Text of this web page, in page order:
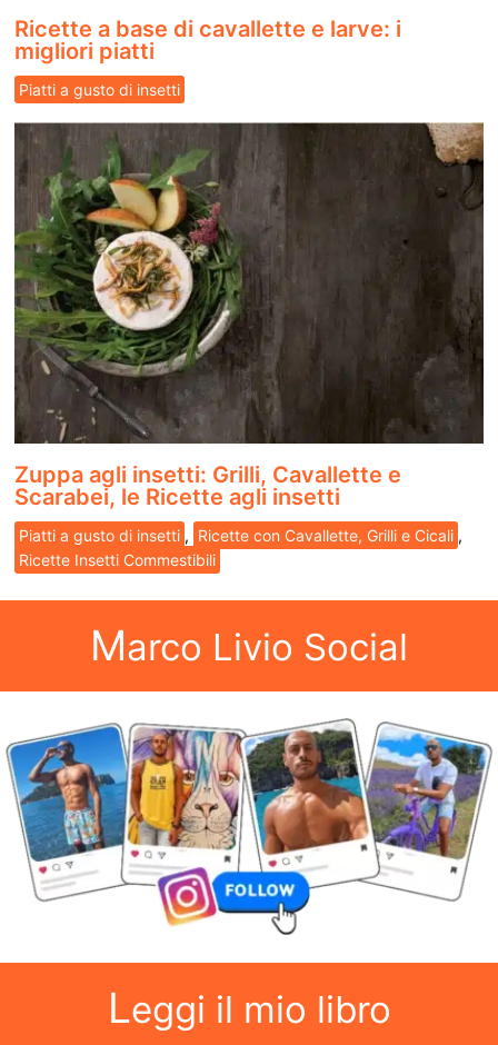
Ricette a base di cavallette e larve: i
migliori piatti
Piatti a gusto di insetti
Zuppa agli insetti: Grilli, Cavallette e
Scarabei, le Ricette agli insetti
Piatti a gusto di insetti , Ricette con Cavallette, Grilli e Cicali ,
Ricette Insetti Commestibili
Marco Livio Social
Leggi il mio libro